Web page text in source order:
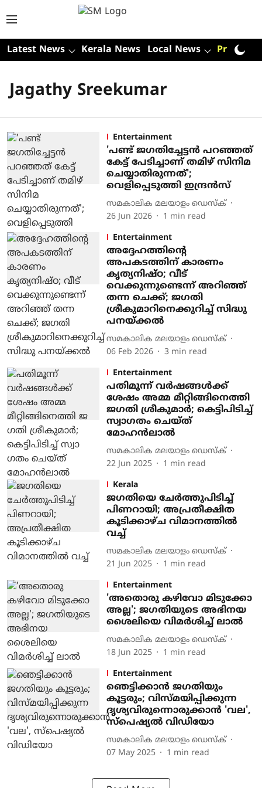
Latest News Kerala News Local News Premium
Jagathy Sreekumar
Entertainment
'പണ്ട് ജഗതിച്ചേട്ടന്‍ പറഞ്ഞത്
കേട്ട് പേടിച്ചാണ് തമിഴ് സിനിമ
ചെയ്യാതിരുന്നത്';
വെളിപ്പെടുത്തി ഇന്ദ്രന്‍സ്
സമകാലിക മലയാളം ഡെസ്ക്
26 Jun 2026
1 min read
Entertainment
അദ്ദേഹത്തിന്റെ
അപകടത്തിന് കാരണം
കൃത്യനിഷ്ഠ; വീട്
വെക്കുന്നുണ്ടെന്ന് അറിഞ്ഞ്
തന്ന ചെക്ക്; ജഗതി
ശ്രീകുമാറിനെക്കുറിച്ച് സിദ്ധു
പനയ്ക്കല്‍
സമകാലിക മലയാളം ഡെസ്ക്
06 Feb 2026
3 min read
Entertainment
പതിമൂന്ന് വർഷങ്ങൾക്ക്
ശേഷം അമ്മ മീറ്റിങ്ങിനെത്തി
ജ​ഗതി ശ്രീകുമാർ; കെട്ടിപിടിച്ച്
സ്വാ​ഗതം ചെയ്ത്
മോഹൻലാൽ
സമകാലിക മലയാളം ഡെസ്ക്
22 Jun 2025
1 min read
Kerala
ജഗതിയെ ചേര്‍ത്തുപിടിച്ച്
പിണറായി; അപ്രതീക്ഷിത
കൂടിക്കാഴ്ച വിമാനത്തില്‍
വച്ച്
സമകാലിക മലയാളം ഡെസ്ക്
21 Jun 2025
1 min read
Entertainment
'അതൊരു കഴിവോ മിടുക്കോ
അല്ല'; ജ​ഗതിയുടെ അഭിനയ
ശൈലിയെ വിമർശിച്ച് ലാൽ
സമകാലിക മലയാളം ഡെസ്ക്
18 Jun 2025
1 min read
Entertainment
ഞെട്ടിക്കാന്‍ ജഗതിയും
കൂട്ടരും; വിസ്മയിപ്പിക്കുന്ന
ദൃശ്യവിരുന്നൊരുക്കാന്‍ 'വല',
സ്‌പെഷ്യല്‍ വിഡിയോ
സമകാലിക മലയാളം ഡെസ്ക്
07 May 2025
1 min read